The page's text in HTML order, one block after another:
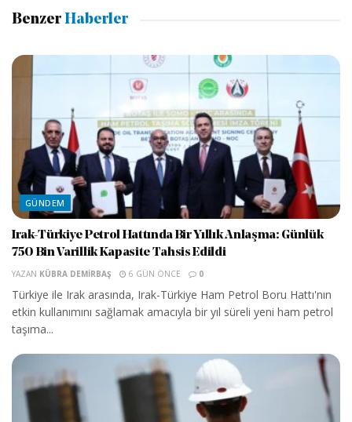
Benzer Haberler
GÜNDEM
Irak-Türkiye Petrol Hattında Bir Yıllık Anlaşma: Günlük
750 Bin Varillik Kapasite Tahsis Edildi
YAZAN KÜBRA DEMIRBAŞ 6 GÜN ÖNCE 0
Türkiye ile Irak arasında, Irak-Türkiye Ham Petrol Boru Hattı'nın
etkin kullanımını sağlamak amacıyla bir yıl süreli yeni ham petrol
taşıma...